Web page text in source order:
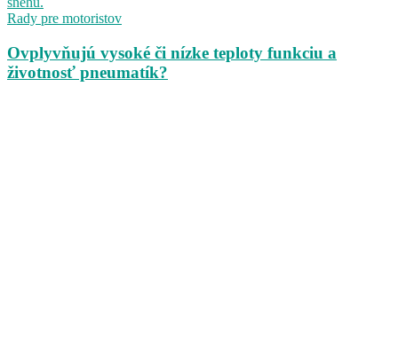
Rady pre motoristov
Ovplyvňujú vysoké či nízke teploty funkciu a
životnosť pneumatík?